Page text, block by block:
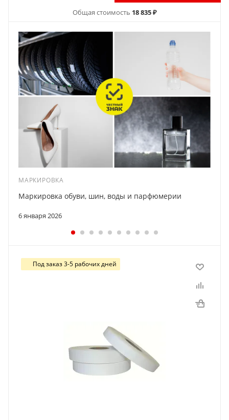
Общая стоимость 18 835 ₽
МАРКИРОВКА
6 января 2026
Маркировка обуви, шин, воды и парфюмерии
Под заказ 3-5 рабочих дней